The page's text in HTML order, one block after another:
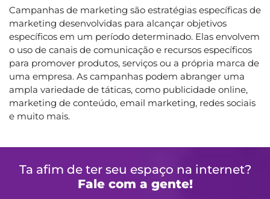
Campanhas de marketing são estratégias específicas de
marketing desenvolvidas para alcançar objetivos
específicos em um período determinado. Elas envolvem
o uso de canais de comunicação e recursos específicos
para promover produtos, serviços ou a própria marca de
uma empresa. As campanhas podem abranger uma
ampla variedade de táticas, como publicidade online,
marketing de conteúdo, email marketing, redes sociais
e muito mais.
Ta afim de ter seu espaço na internet?
Fale com a gente!